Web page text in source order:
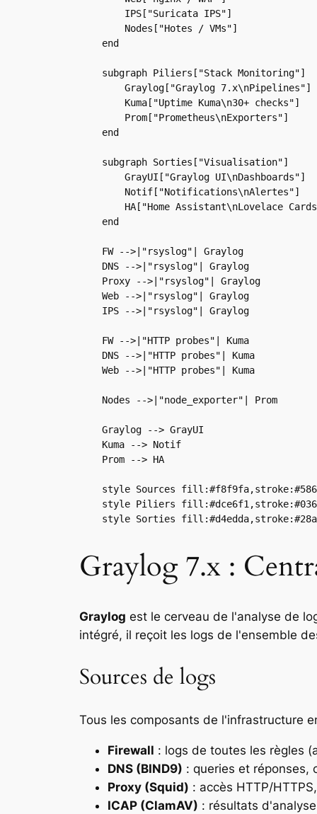
        IPS["Suricata IPS"]
        Nodes["Hotes / VMs"]
    end
    subgraph Piliers["Stack Monitoring"]
        Graylog["Graylog 7.x\nPipelines"]
        Kuma["Uptime Kuma\n30+ checks"]
        Prom["Prometheus\nExporters"]
    end
    subgraph Sorties["Visualisation"]
        GrayUI["Graylog UI\nDashboards"]
        Notif["Notifications\nAlertes"]
HA["Home Assistant\nLovelace
    end
    FW -->|"rsyslog"| Graylog
    DNS -->|"rsyslog"| Graylog
    Proxy -->|"rsyslog"| Graylog
    Web -->|"rsyslog"| Graylog
    IPS -->|"rsyslog"| Graylog
    FW -->|"HTTP probes"| Kuma
    DNS -->|"HTTP probes"| Kuma
    Web -->|"HTTP probes"| Kuma
    Nodes -->|"node_exporter"| Prom
    Graylog --> GrayUI
    Kuma --> Notif
    Prom --> HA
style Sources
style Piliers
Graylog 7.x :
Graylog est le cerveau de l'analyse de
intégré, il reçoit les logs de l'ensemble
Sources de logs
Tous les composants de l'infrastructure
Firewall : logs de toutes les règles
DNS (BIND9) : queries et réponses,
Proxy (Squid) : accès HTTP/
ICAP (ClamAV) : résultats